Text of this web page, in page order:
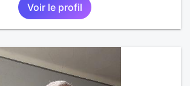
Voir le profil